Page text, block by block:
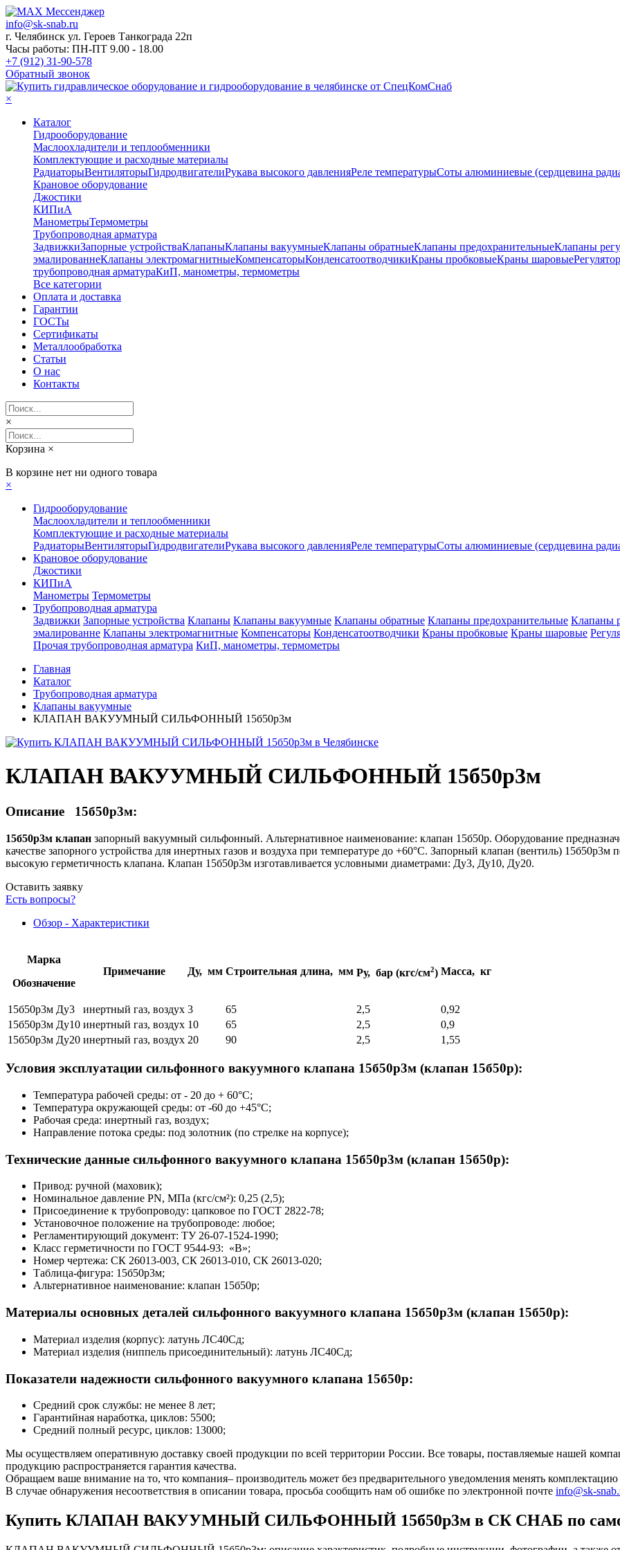
info@sk-snab.ru
г. Челябинск ул. Героев Танкограда 22п
Часы работы: ПН-ПТ 9.00 - 18.00
+7 (912) 31-90-578
Обратный звонок
×
Каталог
Гидрооборудование
Маслоохладители и теплообменники
Комплектующие и расходные материалы
РадиаторыВентиляторыГидродвигателиРукава высокого давленияРеле температурыСоты алюминиевые (сердцевина
Крановое оборудование
Джостики
КИПиА
МанометрыТермометры
Трубопроводная арматура
ЗадвижкиЗапорные устройстваКлапаныКлапаны вакуумныеКлапаны обратныеКлапаны предохранительныеКлапаны
эмалированнеКлапаны электромагнитныеКомпенсаторыКонденсатоотводчикиКраны пробковыеКраны шаровые
трубопроводная арматураКиП, манометры, термометры
Все категории
Оплата и доставка
Гарантии
ГОСТы
Сертификаты
Металлообработка
Статьи
О нас
Контакты
×
Корзина ×
В корзине нет ни одного товара
×
Гидрооборудование
Маслоохладители и теплообменники
Комплектующие и расходные материалы
РадиаторыВентиляторыГидродвигателиРукава высокого давленияРеле температурыСоты алюминиевые (сердцевина
Крановое оборудование
Джостики
КИПиА
Манометры Термометры
Трубопроводная арматура
Задвижки Запорные устройства Клапаны Клапаны вакуумные Клапаны обратные Клапаны предохранительные Клапаны
эмалированне Клапаны электромагнитные Компенсаторы Конденсатоотводчики Краны пробковые Краны шаровые
Прочая трубопроводная арматура КиП, манометры, термометры
Главная
Каталог
Трубопроводная арматура
Клапаны вакуумные
КЛАПАН ВАКУУМНЫЙ СИЛЬФОННЫЙ 15б50р3м
КЛАПАН ВАКУУМНЫЙ СИЛЬФОННЫЙ 15б50р3м
Описание 15б50р3м:
15б50р3м клапан запорный вакуумный сильфонный. Альтернативное наименование: клапан 15б50р. Оборудование
качестве запорного устройства для инертных газов и воздуха при температуре до +60°С. Запорный клапан (вентиль)
высокую герметичность клапана. Клапан 15б50р3м изготавливается условными диаметрами: Ду3, Ду10, Ду20.
Оставить заявку
Есть вопросы?
Обзор - Характеристики
Марка
Обозначение
Примечание Ду, мм Строительная длина, мм Ру, бар (кгс/см2) Масса, кг
15б50р3м Ду3 инертный газ, воздух 3 65 2,5
0,92
15б50р3м Ду10 инертный газ, воздух 10 65 2,5
0,9
15б50р3м Ду20 инертный газ, воздух 20 90 2,5 1,55
Условия эксплуатации сильфонного вакуумного клапана 15б50р3м (клапан 15б50р):
Температура рабочей среды: от - 20 до + 60°С;
Температура окружающей среды: от -60 до +45°С;
Рабочая среда: инертный газ, воздух;
Направление потока среды: под золотник (по стрелке на корпусе);
Технические данные сильфонного вакуумного клапана 15б50р3м (клапан 15б50р):
Привод: ручной (маховик);
Номинальное давление PN, МПа (кгс/см²): 0,25 (2,5);
Присоединение к трубопроводу: цапковое по ГОСТ 2822-78;
Установочное положение на трубопроводе: любое;
Регламентирующий документ: ТУ 26-07-1524-1990;
Класс герметичности по ГОСТ 9544-93: «В»;
Номер чертежа: СК 26013-003, СК 26013-010, СК 26013-020;
Таблица-фигура: 15б50р3м;
Альтернативное наименование: клапан 15б50р;
Материалы основных деталей сильфонного вакуумного клапана 15б50р3м (клапан 15б50р):
Материал изделия (корпус): латунь ЛС40Сд;
Материал изделия (ниппель присоединительный): латунь ЛС40Сд;
Показатели надежности сильфонного вакуумного клапана 15б50р:
Средний срок службы: не менее 8 лет;
Гарантийная наработка, циклов: 5500;
Средний полный ресурс, циклов: 13000;
Мы осуществляем оперативную доставку своей продукции по всей территории России. Все товары, поставляемые нашей
продукцию распространяется гарантия качества.
Обращаем ваше внимание на то, что компания– производитель может без предварительного уведомления менять
В случае обнаружения несоответствия в описании товара, просьба сообщить нам об ошибке по электронной почте info@sk-
Купить КЛАПАН ВАКУУМНЫЙ СИЛЬФОННЫЙ 15б50р3м в СК СНАБ по самой